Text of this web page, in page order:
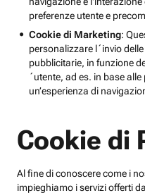
preferenze utente e
Cookie di Marketing:
personalizzare l´invio
pubblicitarie, in funzione
´utente, ad es. in base
un’esperienza di
Cookie di
Al fine di conoscere come i
impieghiamo i servizi offerti